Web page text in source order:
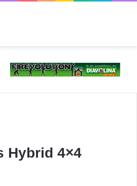
Hybrid 4×4